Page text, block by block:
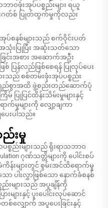
ာဝဖုံးအုပ်ပစ္စည်းများ ရယူ
န်းဂတ်စ် ပြုတ်ထွက်မှုကိုလည်း
ပ်စနစ်များသည် စက်ဝိုင်းပတ်
အသုံးပြုပြီး အဆုံးသတ်သော
စ်ခြင်းအစား အဆောက်အဦး
ပြန်လည်ဖြစ်စေရန် ပြုလုပ်ပေး
းသည် စစ်တမ်းဖုံးအုပ်ပစ္စည်း
ရှည်စွာအထိ ဖွဲ့စည်းတည်ဆောက်ပုံ
မ် ပြုပြင်ထိန်းသိမ်းမှုများနှင့်
မှုများကို လျှော့ချကာ
ေးပါသည်။
ည်းမှု
ည်းများသည် ရိုးရာသဘာဝ
ဂုဏ်သတ္တိများကို ပေါင်းစပ်
းများတွင် စွမ်းအင်ထိရောက်မှု
ာ ပါးလွှာဖြစ်သော နောက်ခံစနစ်
ည်းများသည် အပူချိန်ကို
များနှင့် ပူးပေါင်းလုပ်ဆောင်
ောက် အပူပေးခြင်းနှင့်